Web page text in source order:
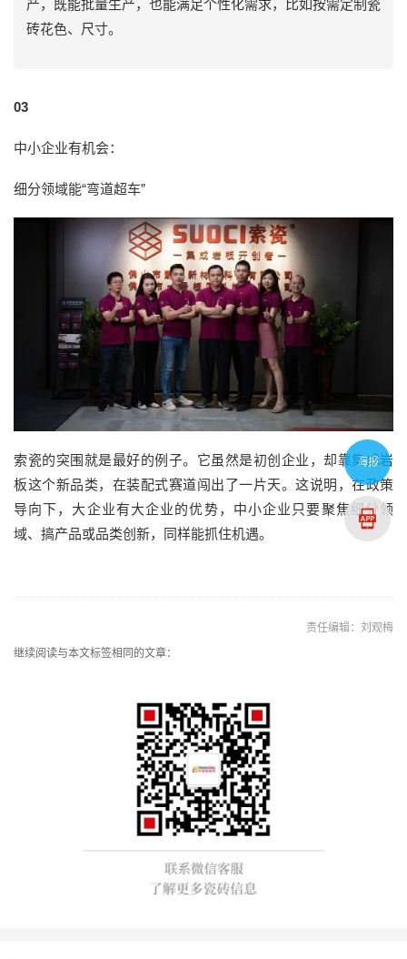
产，既能批量生产，也能满足个性化需求，比如按需定制瓷
砖花色、尺寸。
03
中小企业有机会：
细分领域能“弯道超车”
索瓷的突围就是最好的例子。它虽然是初创企业，却靠集成岩
板这个新品类，在装配式赛道闯出了一片天。这说明，在政策
导向下，大企业有大企业的优势，中小企业只要聚焦细分领
域、搞产品或品类创新，同样能抓住机遇。
责任编辑：刘观梅
继续阅读与本文标签相同的文章：
海报